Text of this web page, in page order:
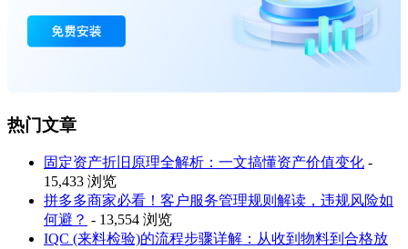
热门文章
固定资产折旧原理全解析：一文搞懂资产价值变化 -
15,433 浏览
拼多多商家必看！客户服务管理规则解读，违规风险如
何避？ - 13,554 浏览
IQC (来料检验)的流程步骤详解：从收到物料到合格放